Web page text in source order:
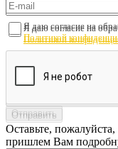
Я даю согласие на
Политикой
Я даю согласие на
Политикой
Оставьте,
пришлем Вам